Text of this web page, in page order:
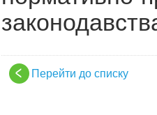
Перейти до списку